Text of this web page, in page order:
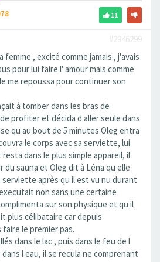
11
#2946299
femme , excité comme jamais , j'avais
pour lui faire l' amour mais comme
me repoussa pour continuer son
à tomber dans les bras de
profiter et décida d aller seule dans
qu au bout de 5 minutes Oleg entra
le corps avec sa serviette, lui
dans le plus simple appareil, il
du sauna et Oleg dit à Léna qu elle
après qu il est vu nu durant
non sans une certaine
sur son physique et qu il
plus célibataire car depuis
le premier pas.
dans le lac , puis dans le feu de l
l eau, il se recula ne comprenant